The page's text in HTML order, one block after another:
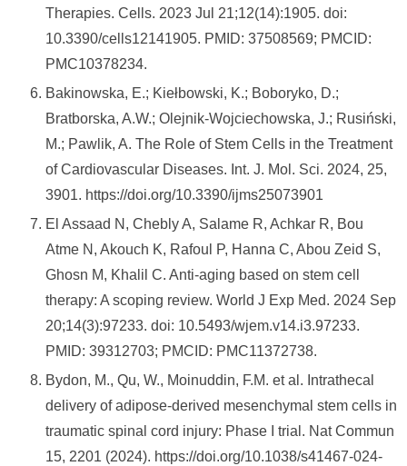
Therapies. Cells. 2023 Jul 21;12(14):1905. doi:
10.3390/cells12141905. PMID: 37508569; PMCID:
PMC10378234.
Bakinowska, E.; Kiełbowski, K.; Boboryko, D.;
Bratborska, A.W.; Olejnik-Wojciechowska, J.; Rusiński,
M.; Pawlik, A. The Role of Stem Cells in the Treatment
of Cardiovascular Diseases. Int. J. Mol. Sci. 2024, 25,
3901. https://doi.org/10.3390/ijms25073901
El Assaad N, Chebly A, Salame R, Achkar R, Bou
Atme N, Akouch K, Rafoul P, Hanna C, Abou Zeid S,
Ghosn M, Khalil C. Anti-aging based on stem cell
therapy: A scoping review. World J Exp Med. 2024 Sep
20;14(3):97233. doi: 10.5493/wjem.v14.i3.97233.
PMID: 39312703; PMCID: PMC11372738.
Bydon, M., Qu, W., Moinuddin, F.M. et al. Intrathecal
delivery of adipose-derived mesenchymal stem cells in
traumatic spinal cord injury: Phase I trial. Nat Commun
15, 2201 (2024). https://doi.org/10.1038/s41467-024-